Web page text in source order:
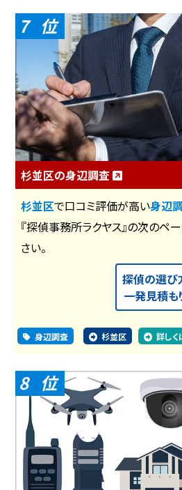
7
杉並区の身辺調査
杉並区で口コミ評価が高い身辺
『探偵事務所ラクヤス』の次のペ
さい。
探偵の選び
一発見積も
身辺調査 杉並区 詳しく
8